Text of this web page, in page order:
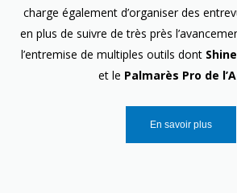
charge également d’organiser des
en plus de suivre de très près
l’entremise de multiples outils dont
et le Palmarès Pro de
En savoir plus